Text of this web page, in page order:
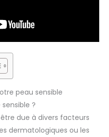
peau sensible
?
due à divers facteurs
dermatologiques ou les